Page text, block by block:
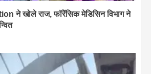
ने खोले राज, फॉरेंसिक मेडिसिन विभाग ने